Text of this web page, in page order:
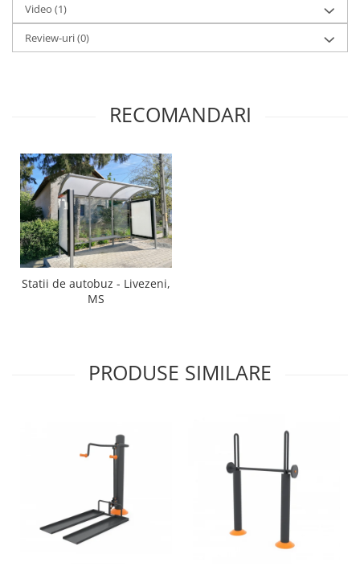
Video (1)
Review-uri(0)
RECOMANDARI
Statii de autobuz - Livezeni,
MS
PRODUSE SIMILARE